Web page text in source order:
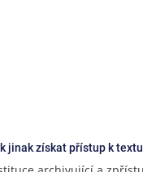
jinak získat přístup k textu